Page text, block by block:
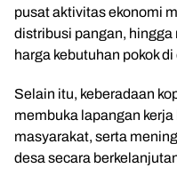
pusat aktivitas ekonomi
distribusi pangan,
harga kebutuhan pokok di
Selain itu, keberadaan
membuka lapangan
masyarakat, serta
desa secara